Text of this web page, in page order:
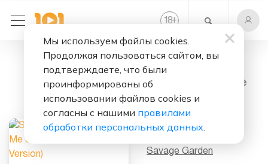
18+
Break Me Shake
Me (Acoustic
Version)
Savage Garden
Мы используем файлы cookies.
Продолжая пользоваться сайтом, вы
подтверждаете, что были
проинформированы об
использовании файлов cookies и
согласны с нашими правилами
обработки персональных данных.